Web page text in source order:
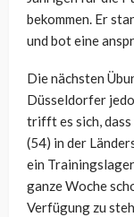
bekommen. Er
und bot eine
Die nächsten
Düsseldorfer
trifft es sich, dass
(54) in der
ein
ganze Woche
Verfügung zu